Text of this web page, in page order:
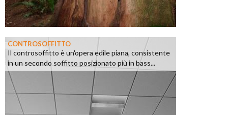
CONTROSOFFITTO
Il controsoffitto è un'opera edile piana, consistente
in un secondo soffitto posizionato più in bass...